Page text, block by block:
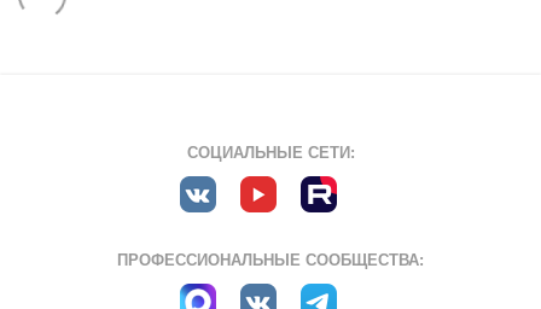
СОЦИАЛЬНЫЕ СЕТИ:
ПРОФЕССИОНАЛЬНЫЕ СООБЩЕСТВА: